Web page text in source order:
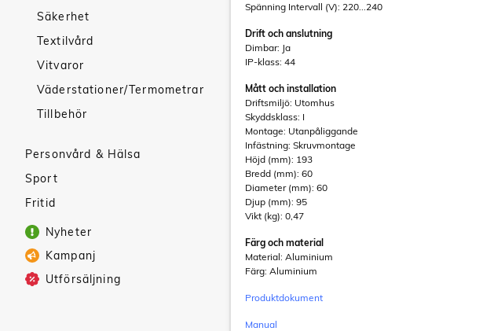
Säkerhet
Textilvård
Vitvaror
Väderstationer/Termometrar
Tillbehör
Personvård & Hälsa
Sport
Fritid
Nyheter
Kampanj
Utförsäljning
Spänning Intervall (V): 220...240
Drift och anslutning
Dimbar: Ja
IP-klass: 44
Mått och installation
Driftsmiljö: Utomhus
Skyddsklass: I
Montage: Utanpåliggande
Infästning: Skruvmontage
Höjd (mm): 193
Bredd (mm): 60
Diameter (mm): 60
Djup (mm): 95
Vikt (kg): 0,47
Färg och material
Material: Aluminium
Färg: Aluminium
Produktdokument
Manual